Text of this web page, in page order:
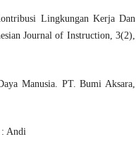
Lingkungan Kerja Dan
Journal of Instruction, 3(2),
Manusia. PT. Bumi Aksara,
: Andi